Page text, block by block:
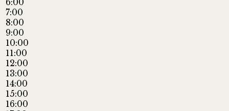
7:00
8:00
9:00
10:00
11:00
12:00
13:00
14:00
15:00
16:00